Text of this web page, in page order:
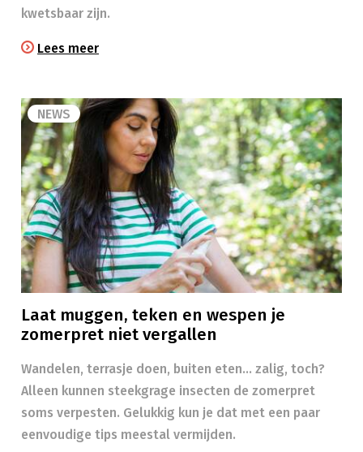
kwetsbaar zijn.
Lees meer
NEWS
Laat muggen, teken en wespen je
zomerpret niet vergallen
Wandelen, terrasje doen, buiten eten… zalig, toch?
Alleen kunnen steekgrage insecten de zomerpret
soms verpesten. Gelukkig kun je dat met een paar
eenvoudige tips meestal vermijden.